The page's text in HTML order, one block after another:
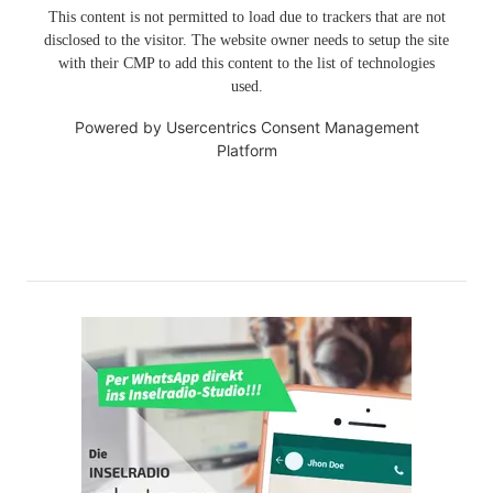
This content is not permitted to load due to trackers that are not
disclosed to the visitor. The website owner needs to setup the site
with their CMP to add this content to the list of technologies
used.
Powered by Usercentrics Consent Management
Platform